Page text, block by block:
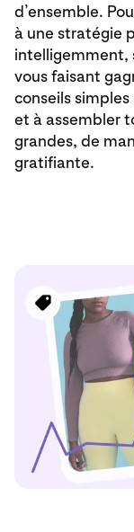
d’ensemble.
à une stratégie
intelligemment,
vous faisant
conseils
et à assembler
grandes, de
gratifiante.